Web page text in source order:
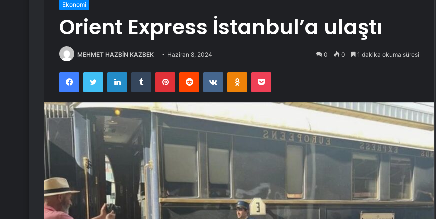
Ekonomi
Orient Express İstanbul’a ulaştı
MEHMET HAZBİN KAZBEK Haziran 8, 2024 0 0 1 dakika okuma süresi
FacebookTwitter LinkedInTumblr PinterestReddit VKontakteOdnoklassniki
Pocket